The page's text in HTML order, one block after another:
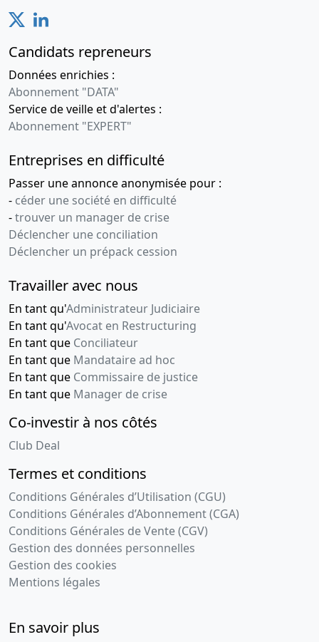
Candidats repreneurs
Données enrichies :
Abonnement "DATA"
Service de veille et d'alertes :
Abonnement "EXPERT"
Entreprises en difficulté
Passer une annonce anonymisée pour :
- céder une société en difficulté
-trouver un manager de crise
Déclencher une conciliation
Déclencher un prépack cession
Travailler avec nous
En tant qu'Administrateur Judiciaire
En tant qu'Avocat en Restructuring
En tant que Conciliateur
En tant que Mandataire ad hoc
En tant que Commissaire de justice
En tant que Manager de crise
Co-investir à nos côtés
Club Deal
Termes et conditions
Conditions Générales d’Utilisation (CGU)
Conditions Générales d’Abonnement (CGA)
Conditions Générales de Vente (CGV)
Gestion des données personnelles
Gestion des cookies
Mentions légales
En savoir plus